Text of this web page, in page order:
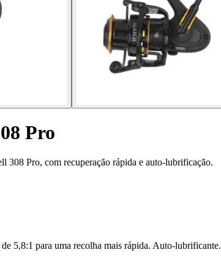
Pro
308 Pro, com recuperação rápida e auto-lubrificação.
5,8:1 para uma recolha mais rápida. Auto-lubrificante.